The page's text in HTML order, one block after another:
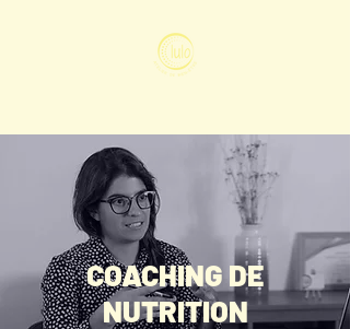
COACHING DE
NUTRITION